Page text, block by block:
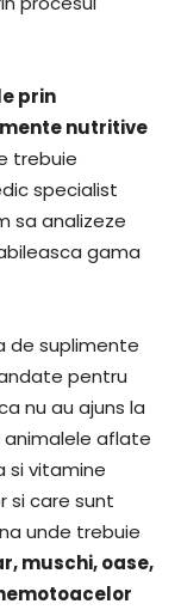
prin
nutritive
trebuie
specialist
sa analizeze
gama
de suplimente
pentru
nu au ajuns la
aflate
si vitamine
si care sunt
unde trebuie
muschi, oase,